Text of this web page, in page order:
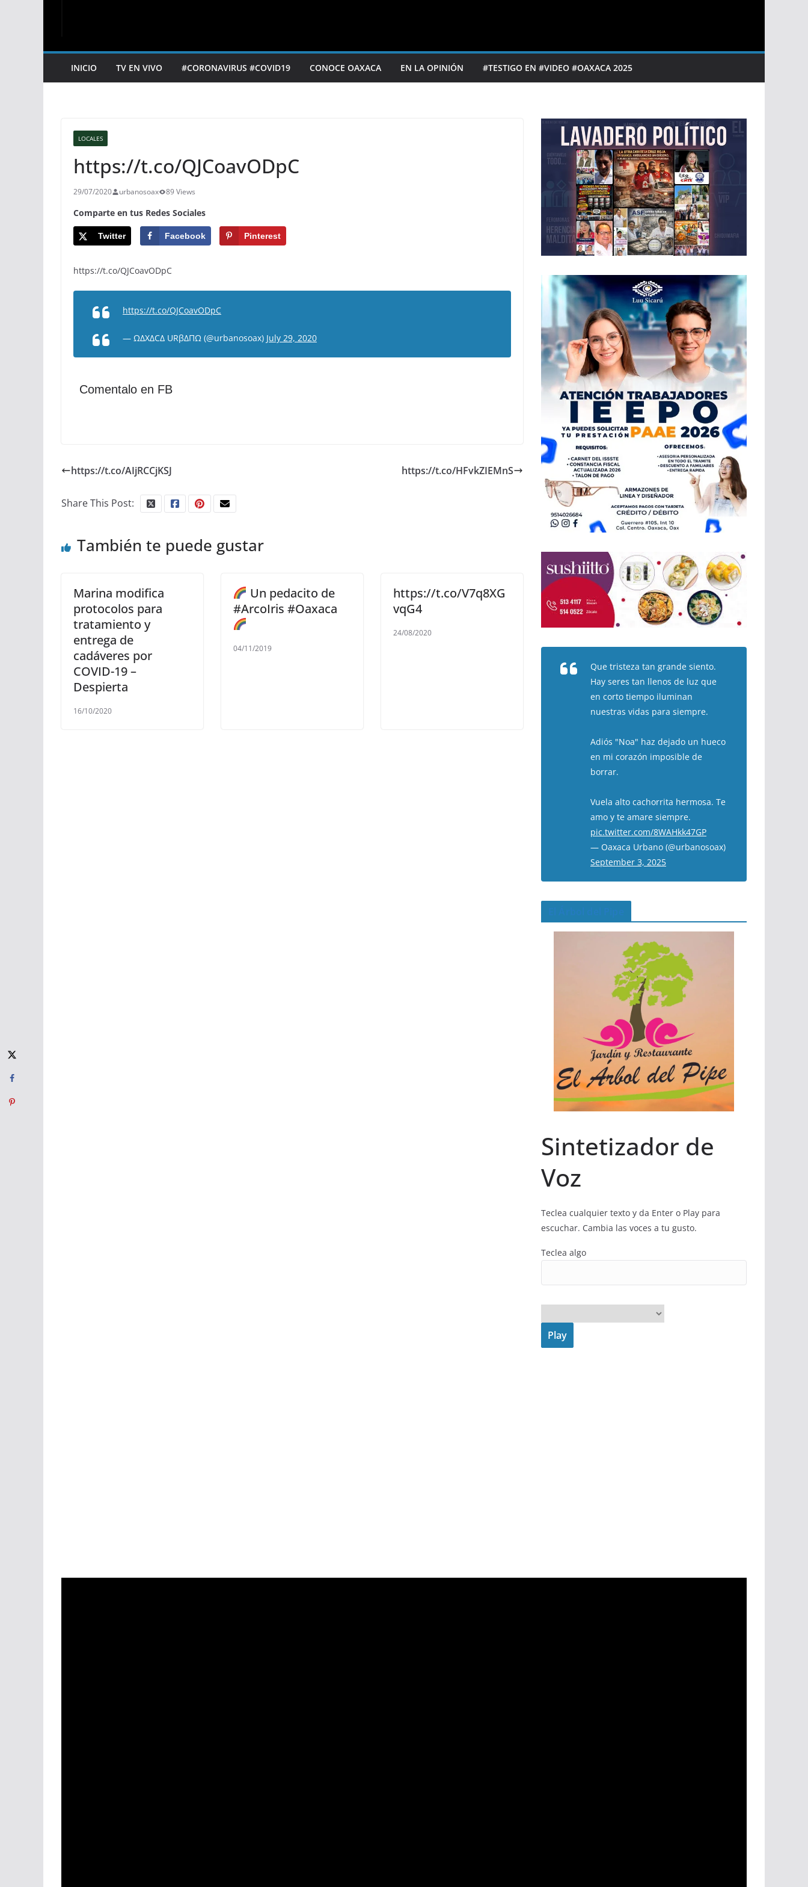
INICIO TV EN VIVO #CORONAVIRUS #COVID19 CONOCE OAXACA EN LA OPINIÓN #TESTIGO EN #VIDEO #OAXACA 2025
LOCALES
https://t.co/QJCoavODpC
29/07/2020 urbanosoax 89 Views
Comparte en tus Redes Sociales
Twitter Facebook Pinterest
https://t.co/QJCoavODpC
https://t.co/QJCoavODpC
— ΩΔXΔCΔ URβΔΠΩ (@urbanosoax) July 29, 2020
Comentalo en FB
https://t.co/AIjRCCjKSJ https://t.co/HFvkZIEMnS
Share This Post:
También te puede gustar
Marina modifica
protocolos para
tratamiento y
entrega de
cadáveres por
COVID-19 –
Despierta
16/10/2020
Un pedacito de
#ArcoIris #Oaxaca
04/11/2019
https://t.co/V7q8XG
vqG4
24/08/2020
Que tristeza tan grande siento.
Hay seres tan llenos de luz que
en corto tiempo iluminan
nuestras vidas para siempre.
Adiós "Noa" haz dejado un hueco
en mi corazón imposible de
borrar.
Vuela alto cachorrita hermosa. Te
amo y te amare siempre.
pic.twitter.com/8WAHkk47GP
— Oaxaca Urbano (@urbanosoax)
September 3, 2025
Sintetizador de
Voz
Teclea cualquier texto y da Enter o Play para
escuchar. Cambia las voces a tu gusto.
Teclea algo
Play